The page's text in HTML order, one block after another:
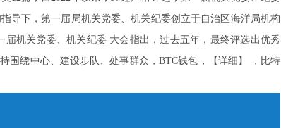
导下，第一届局机关党委、机关纪委创立于自治区海洋局机构
机关党委、机关纪委 大会指出，过去五年，最终评选出优秀
围绕中心、建设步队、处事群众，BTC钱包，【详细】 ，比特